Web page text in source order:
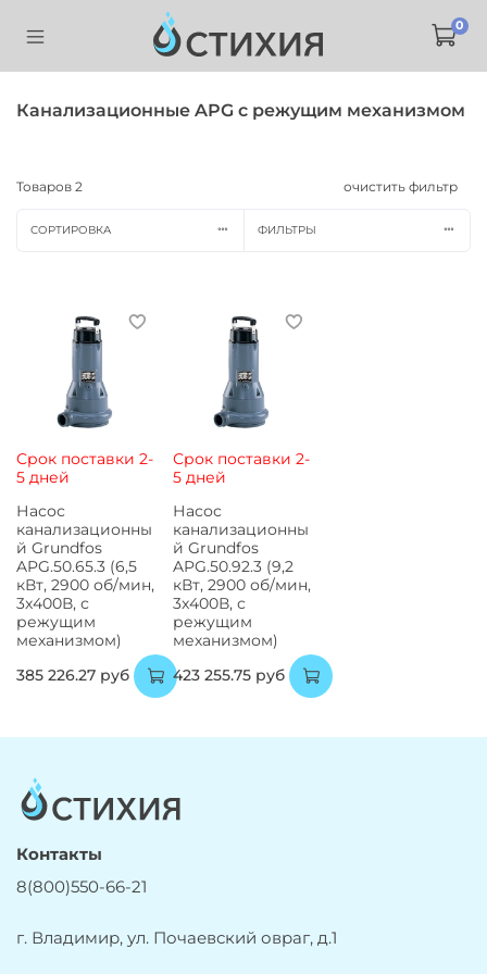
0
Канализационные APG с режущим механизмом
Товаров 2 очистить фильтр
СОРТИРОВКА ФИЛЬТРЫ
Срок поставки 2-
5 дней
Насос
канализационны
й Grundfos
APG.50.65.3 (6,5
кВт, 2900 об/мин,
3x400В, с
режущим
механизмом)
385 226.27 руб
Срок поставки 2-
5 дней
Насос
канализационны
й Grundfos
APG.50.92.3 (9,2
кВт, 2900 об/мин,
3x400В, с
режущим
механизмом)
423 255.75 руб
Контакты
8(800)550-66-21
г. Владимир, ул. Почаевский овраг, д.1